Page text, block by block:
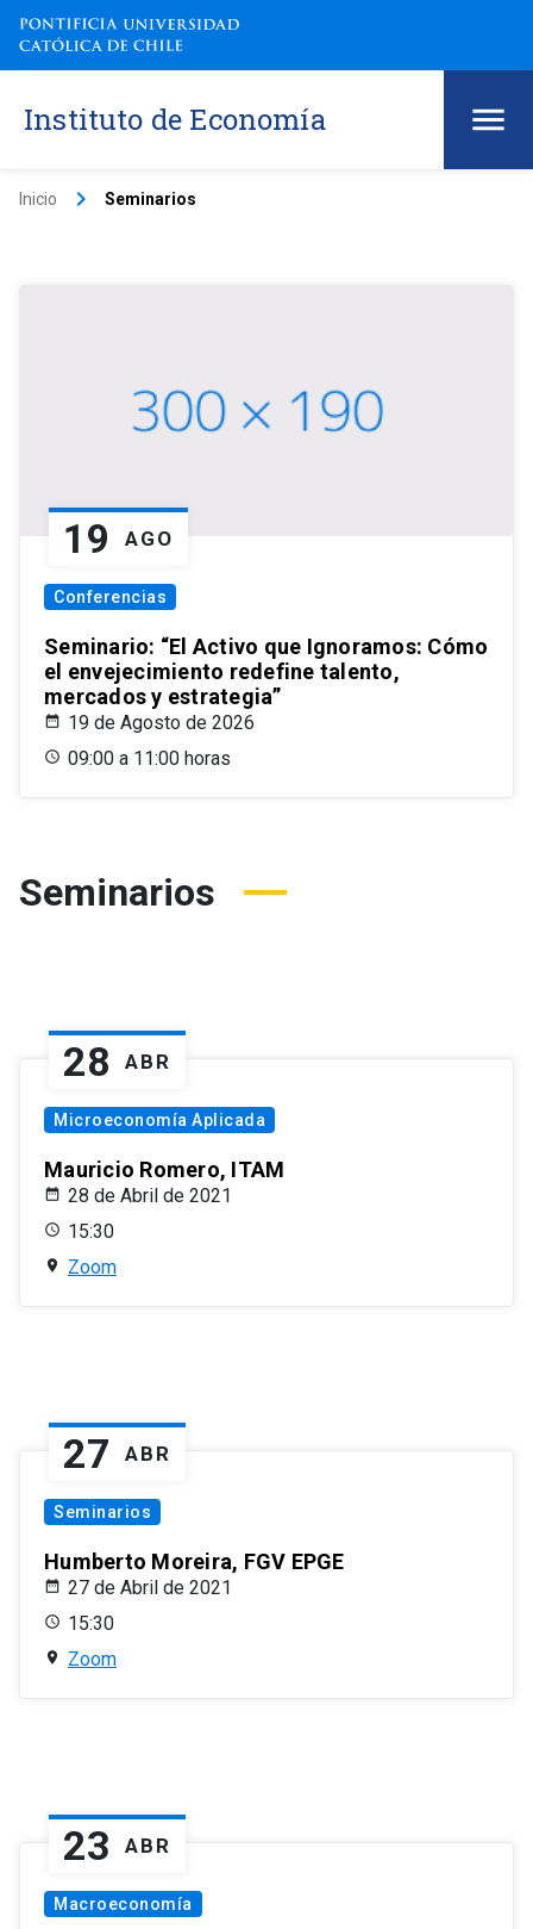
Instituto de Economía
Inicio keyboard_arrow_right Seminarios
19 AGO
Conferencias
Seminario: “El Activo que Ignoramos: Cómo
el envejecimiento redefine talento,
mercados y estrategia”
19 de Agosto de 2026
09:00 a 11:00 horas
Seminarios
28 ABR
Microeconomía Aplicada
Mauricio Romero, ITAM
28 de Abril de 2021
15:30
Zoom
27 ABR
Seminarios
Humberto Moreira, FGV EPGE
27 de Abril de 2021
15:30
Zoom
23 ABR
Macroeconomía